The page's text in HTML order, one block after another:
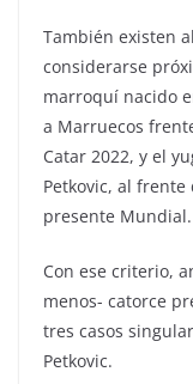
También existen
considerarse
marroquí nacido
a Marruecos
Catar 2022, y el
Petkovic, al
presente Mundial.
Con ese criterio,
menos- catorce
tres casos
Petkovic.